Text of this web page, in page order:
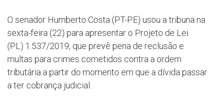
O senador Humberto Costa (PT-PE) usou a tribuna na
sexta-feira (22) para apresentar o Projeto de Lei
(PL) 1.537/2019, que prevê pena de reclusão e
multas para crimes cometidos contra a ordem
tributária a partir do momento em que a dívida passar
a ter cobrança judicial.